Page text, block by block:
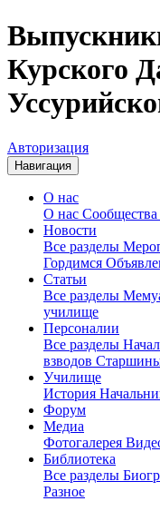
Курского
Авторизация
Навигация
О нас
О нас
Новости
Все разделы
Гордимся
Статьи
Все разделы
училище
Персоналии
Все разделы
взводов
Училище
История
Форум
Медиа
Фотогалерея
Библиотека
Все разделы
Разное